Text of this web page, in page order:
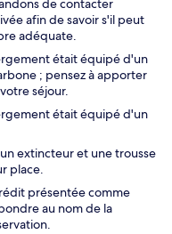
de contacter
afin de savoir s'il peut
adéquate.
était équipé d'un
; pensez à apporter
séjour.
était équipé d'un
extincteur et une trousse
place.
présentée comme
au nom de la